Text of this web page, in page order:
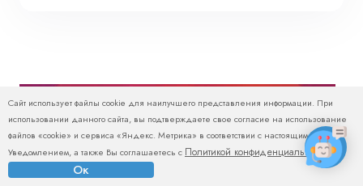
Сайт использует файлы cookie для наилучшего представления информации. При
использовании данного сайта, вы подтверждаете свое согласие на использование
файлов «cookie» и сервиса «Яндекс. Метрика» в соответствии с настоящим
Уведомлением, а также Вы соглашаетесь с Политикой конфиденциальности.
Ок